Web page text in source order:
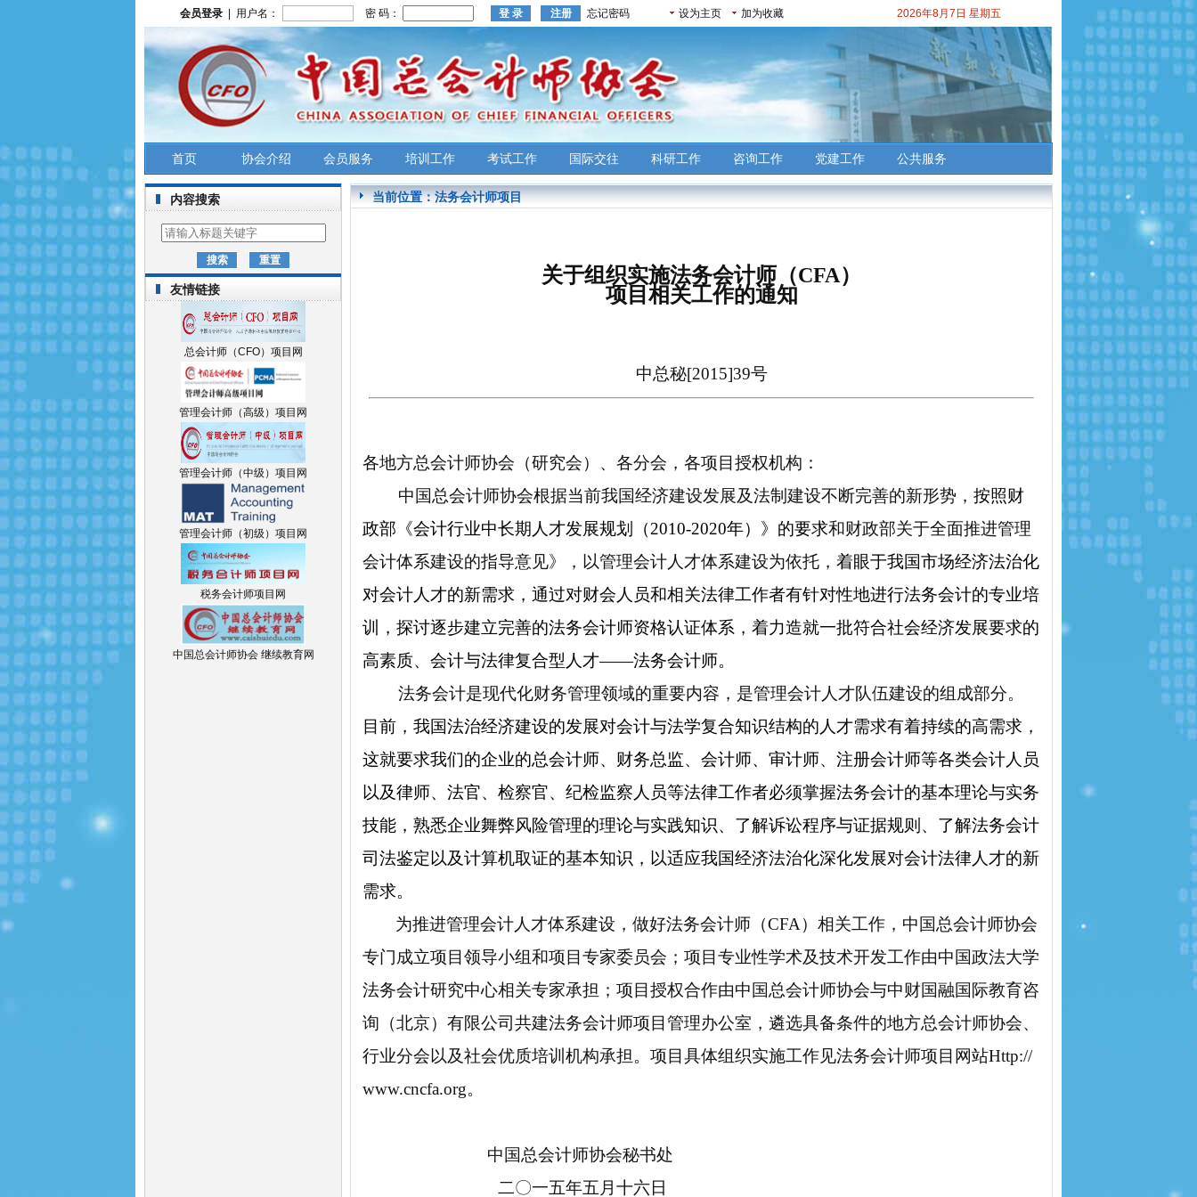
会员登录 | 用户名： 密 码： 忘记密码 设为主页 加为收藏 2026年8月7日 星期五
首页 协会介绍 会员服务 培训工作 考试工作 国际交往 科研工作 咨询工作 党建工作 公共服务
内容搜索
友情链接
总会计师（CFO）项目网
管理会计师（高级）项目网
管理会计师（中级）项目网
管理会计师（初级）项目网
税务会计师项目网
中国总会计师协会 继续教育网
当前位置：法务会计师项目
关于组织实施法务会计师（CFA）
项目相关工作的通知
中总秘[2015]39号
各地方总会计师协会（研究会）、各分会，各项目授权机构：
中国总会计师协会根据当前我国经济建设发展及法制建设不断完善的新形势， 按照财
政部《会计行业中长期人才发展规划（2010-2020年）》的要求和财政部关于全面推进管理
会计体系建设的指导意见》，以管理会计人才体系建设为依托， 着眼于我国市场经济法治化
对会计人才的新需求，通过对财会人员和相关法律工作者有针对性地进行法务会计的专业培
训，探讨逐步建立完善的法务会计师资格认证体系，着力造就一批符合社会经济发展要求的
高素质、会计与法律复合型人才——法务会计师。
法务会计是现代化财务管理领域的重要内容，是管理会计人才队伍建设的组成部分。
目前，我国法治经济建设的发展对会计与法学复合知识结构的人才需求有着持续的高需求，
这就要求我们的企业的总会计师、财务总监、会计师、审计师、注册会计师等各类会计人员
以及律师、法官、检察官、纪检监察人员等法律工作者必须掌握法务会计的基本理论与实务
技能，熟悉企业舞弊风险管理的理论与实践知识、了解诉讼程序与证据规则、了解法务会计
司法鉴定以及计算机取证的基本知识，以适应我国经济法治化深化发展对会计法律人才的新
需求。
为推进管理会计人才体系建设，做好法务会计师（CFA ）相关工作，中国总会计师协会
专门成立项目领导小组和项目专家委员会；项目专业性学术及技术开发工作由中国政法大学
法务会计研究中心相关专家承担；项目授权合作由中国总会计师协会与中财国融国际教育咨
询（北京）有限公司共建法务会计师项目管理办公室，遴选具备条件的地方总会计师协会、
行业分会以及社会优质培训机构承担。项目具体组织实施工作见法务会计师项目网站Http://
www.cncfa.org。
中国总会计师协会秘书处
二〇一五年五月十六日